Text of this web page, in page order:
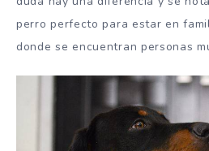
perro perfecto para estar en
donde se encuentran personas